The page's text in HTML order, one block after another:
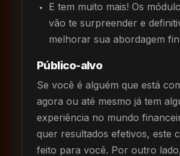
E tem muito mais! Os
vão te surpreender e
melhorar sua abordagem
Público-alvo
Se você é alguém que está
agora ou até mesmo já tem
experiência no mundo
quer resultados efetivos, este
feito para você. Por outro